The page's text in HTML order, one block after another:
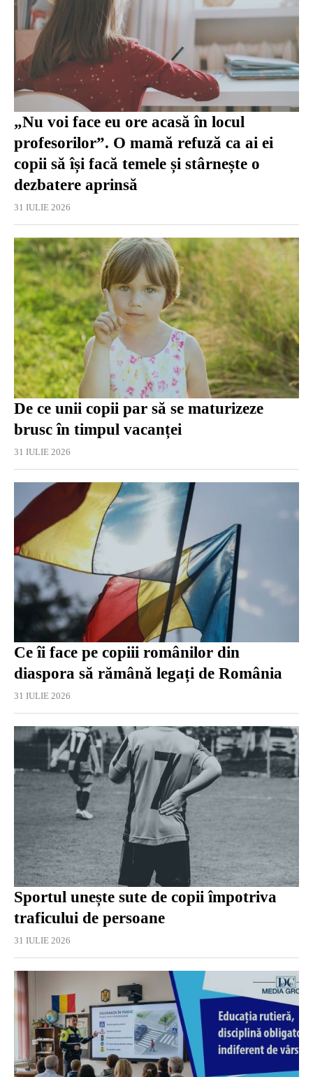
„Nu voi face eu ore acasă în locul
profesorilor”. O mamă refuză ca ai ei
copii să își facă temele și stârnește o
dezbatere aprinsă
31 IULIE 2026
De ce unii copii par să se maturizeze
brusc în timpul vacanței
31 IULIE 2026
Ce îi face pe copiii românilor din
diaspora să rămână legați de România
31 IULIE 2026
Sportul unește sute de copii împotriva
traficului de persoane
31 IULIE 2026
EXCLUSIV